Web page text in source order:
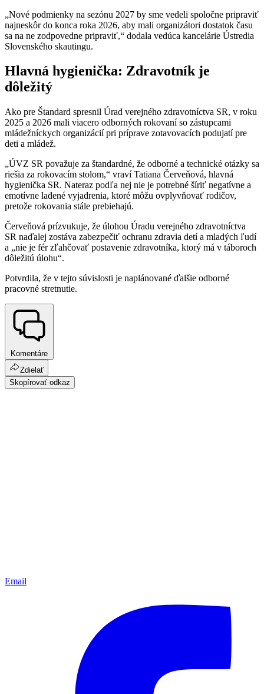
„Nové podmienky na sezónu 2027 by sme vedeli spoločne pripraviť
najneskôr do konca roka 2026, aby mali organizátori dostatok času
sa na ne zodpovedne pripraviť,“ dodala vedúca kancelárie Ústredia
Slovenského skautingu.
Hlavná hygienička: Zdravotník je
dôležitý
Ako pre Štandard spresnil Úrad verejného zdravotníctva SR, v roku
2025 a 2026 mali viacero odborných rokovaní so zástupcami
mládežníckych organizácií pri príprave zotavovacích podujatí pre
deti a mládež.
„ÚVZ SR považuje za štandardné, že odborné a technické otázky sa
riešia za rokovacím stolom,“ vraví Tatiana Červeňová, hlavná
hygienička SR. Nateraz podľa nej nie je potrebné šíriť negatívne a
emotívne ladené vyjadrenia, ktoré môžu ovplyvňovať rodičov,
pretože rokovania stále prebiehajú.
Červeňová prízvukuje, že úlohou Úradu verejného zdravotníctva
SR naďalej zostáva zabezpečiť ochranu zdravia detí a mladých ľudí
a „nie je fér zľahčovať postavenie zdravotníka, ktorý má v táboroch
dôležitú úlohu“.
Potvrdila, že v tejto súvislosti je naplánované ďalšie odborné
pracovné stretnutie.
Komentáre
Zdielať
Skopírovať odkaz
Email